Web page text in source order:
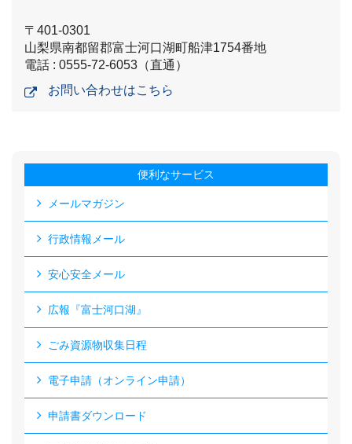
〒401-0301
山梨県南都留郡富士河口湖町船津1754番地
電話 : 0555-72-6053（直通）
お問い合わせはこちら
便利なサービス
メールマガジン
行政情報メール
安心安全メール
広報『富士河口湖』
ごみ資源物収集日程
電子申請（オンライン申請）
申請書ダウンロード